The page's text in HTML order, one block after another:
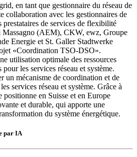
en tant que gestionnaire du réseau de
collaboration avec les gestionnaires de
prestataires de services de flexibilité
(AEM), CKW, ewz, Groupe
Energie et St. Galler Stadtwerke
«Coordination TSO-DSO».
utilisation optimale des ressources
les services réseau et système.
un mécanisme de coordination et de
services réseau et système. Grâce à
en Suisse et en Europe
et durable, qui apporte une
du système énergétique.
par IA